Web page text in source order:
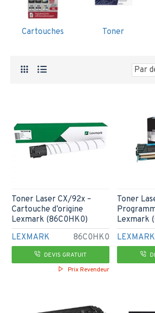
Cartouches Toner
LEXMARK 86C0HK0
Toner Laser CX/92x –
Cartouche d’origine
Lexmark (86C0HK0)
DEVIS GRATUIT
Prix Revendeur
LEXMARK
Toner
Lexmark